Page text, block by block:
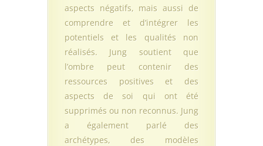
aspects négatifs, mais aussi de
comprendre et d’intégrer les
potentiels et les qualités non
réalisés. Jung soutient que
l’ombre peut contenir des
ressources positives et des
aspects de soi qui ont été
supprimés ou non reconnus. Jung
a également parlé des
archétypes, des modèles